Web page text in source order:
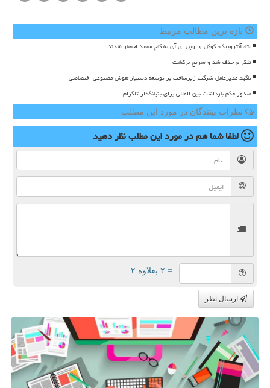
تازه ترین مطالب مرتبط
متا، آنتروپیک، گوگل و اوپن ای آی به کاخ سفید احضار شدند
تلگرام حذف شد و سریع برگشت
تاکید مدیرعامل شرکت زیرساخت بر توسعه دستیار هوش مصنوعی اختصاصی
صدور حکم بازداشت بین المللی برای بنیانگذار تلگرام
نظرات بینندگان در مورد این مطلب
لطفا شما همدر مورد این مطلبنظر دهید
= ۲ بعلاوه ۲
ارسال نظر